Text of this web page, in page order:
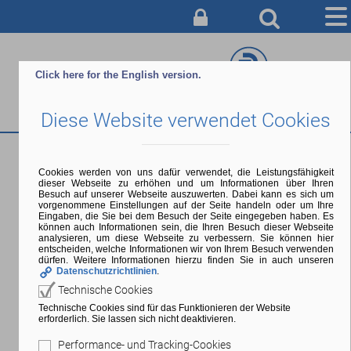
CAMPUS
ÜBER UNS
Verfügungstag
Beginn:13.07.2027, 00:00 Uhr |Ende:13.07.2027, 23:59 Uhr
Kein regulärer Veranstaltungsbetrieb. Sonderveranstaltungen
können stattfinden.
Click here for the English version.
Diese Website verwendet Cookies
Cookies werden von uns dafür verwendet, die Leistungsfähigkeit
dieser Webseite zu erhöhen und um Informationen über Ihren
Besuch auf unserer Webseite auszuwerten. Dabei kann es sich um
vorgenommene Einstellungen auf der Seite handeln oder um Ihre
Eingaben, die Sie bei dem Besuch der Seite eingegeben haben. Es
können auch Informationen sein, die Ihren Besuch dieser Webseite
analysieren, um diese Webseite zu verbessern. Sie können hier
entscheiden, welche Informationen wir von Ihrem Besuch verwenden
dürfen. Weitere Informationen hierzu finden Sie in auch unseren
Datenschutzrichtlinien.
Technische Cookies
Technische Cookies sind für das Funktionieren der Website
erforderlich. Sie lassen sich nicht deaktivieren.
Performance- und Tracking-Cookies